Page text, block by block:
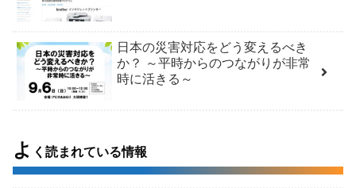
日本の災害対応をどう変えるべき
か？ ～平時からのつながりが非常
時に活きる～
よ く読まれている情報